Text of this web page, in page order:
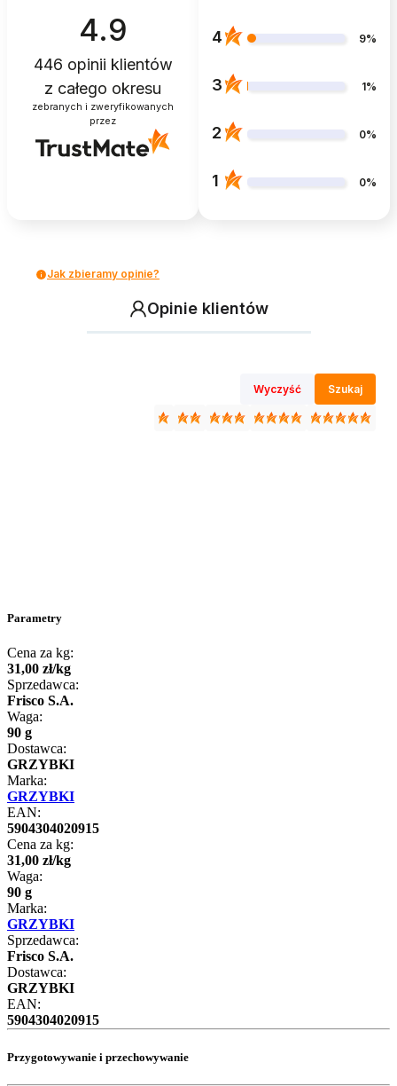
4.9
446 opinii klientów
z całego okresu
zebranych i zweryfikowanych
przez
4 9%
3 1%
2 0%
1 0%
Jak zbieramy opinie?
Opinie klientów
Wyczyść Szukaj
Parametry
Cena za kg:
31,00 zł/kg
Sprzedawca:
Frisco S.A.
Waga:
90 g
Dostawca:
GRZYBKI
Marka:
GRZYBKI
EAN:
5904304020915
Cena za kg:
31,00 zł/kg
Waga:
90 g
Marka:
GRZYBKI
Sprzedawca:
Frisco S.A.
Dostawca:
GRZYBKI
EAN:
5904304020915
Przygotowywanie i przechowywanie